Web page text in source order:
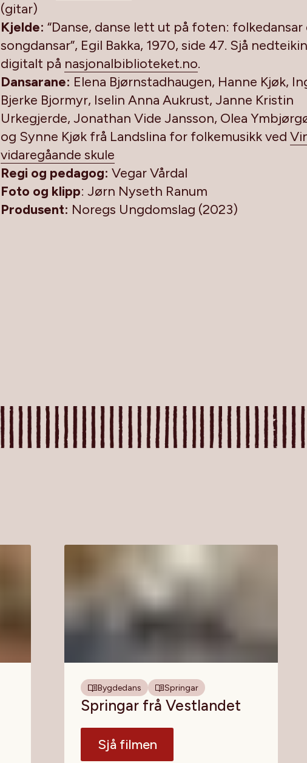
(gitar)
Kjelde: “Danse, danse lett ut på foten: folkedansar
songdansar”, Egil Bakka, 1970, side 47. Sjå
digitalt på nasjonalbiblioteket.no.
Dansarane: Elena Bjørnstadhaugen, Hanne Kjøk,
Bjerke Bjormyr, Iselin Anna Aukrust, Janne Kristin
Urkegjerde, Jonathan Vide Jansson, Olea
og Synne Kjøk frå Landslina for folkemusikk ved
vidaregåande skule
Regi og pedagog: Vegar Vårdal
Foto og klipp: Jørn Nyseth Ranum
Produsent: Noregs Ungdomslag (2023)
Bygdedans Springar
Springar frå Vestlandet
Sjå filmen